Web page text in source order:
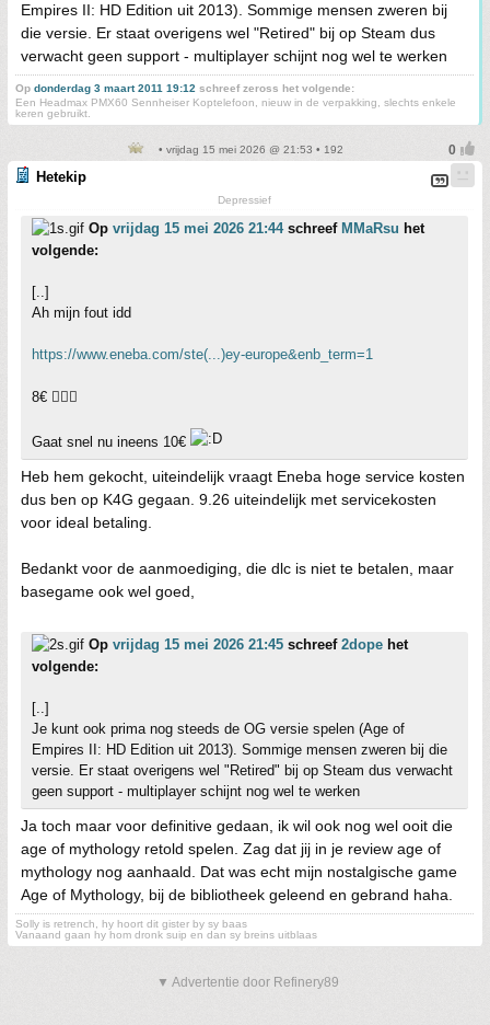
Empires II: HD Edition uit 2013). Sommige mensen zweren bij
die versie. Er staat overigens wel "Retired" bij op Steam dus
verwacht geen support - multiplayer schijnt nog wel te werken
Op donderdag 3 maart 2011 19:12 schreef zeross het volgende:
Een Headmax PMX60 Sennheiser Koptelefoon, nieuw in de verpakking, slechts enkele
keren gebruikt.
• vrijdag 15 mei 2026 @ 21:53 • 192
Hetekip
Depressief
Op vrijdag 15 mei 2026 21:44schreef MMaRsu het
volgende:
[..]
Ah mijn fout idd
https://www.eneba.com/ste(...)ey-europe&enb_term=1
8€ 👍🏼🙂
Gaat snel nu ineens 10€
Heb hem gekocht, uiteindelijk vraagt Eneba hoge service kosten
dus ben op K4G gegaan. 9.26 uiteindelijk met servicekosten
voor ideal betaling.
Bedankt voor de aanmoediging, die dlc is niet te betalen, maar
basegame ook wel goed,
Op vrijdag 15 mei 2026 21:45 schreef 2dope het
volgende:
[..]
Je kunt ook prima nog steeds de OG versie spelen (Age of
Empires II: HD Edition uit 2013). Sommige mensen zweren bij die
versie. Er staat overigens wel "Retired" bij op Steam dus verwacht
geen support - multiplayer schijnt nog wel te werken
Ja toch maar voor definitive gedaan, ik wil ook nog wel ooit die
age of mythology retold spelen. Zag dat jij in je review age of
mythology nog aanhaald. Dat was echt mijn nostalgische game
Age of Mythology, bij de bibliotheek geleend en gebrand haha.
Solly is retrench, hy hoort dit gister by sy baas
Vanaand gaan hy hom dronk suip en dan sy breins uitblaas
▼ Advertentie door Refinery89